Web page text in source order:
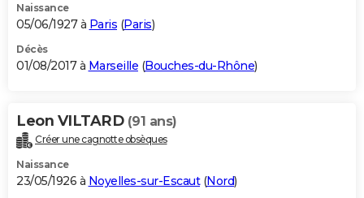
Naissance
05/06/1927 à Paris (Paris)
Décès
01/08/2017 à Marseille (Bouches-du-Rhône)
Leon VILTARD (91 ans)
Créer une cagnotte obsèques
Naissance
23/05/1926 à Noyelles-sur-Escaut(Nord)